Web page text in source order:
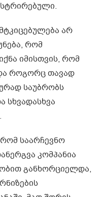
არ
რომ
იმისთვის, რომ
როგორც თავად
საუბრობს
სხვადასხვა
საარჩევნო
კომპანია
განხორციელდა,